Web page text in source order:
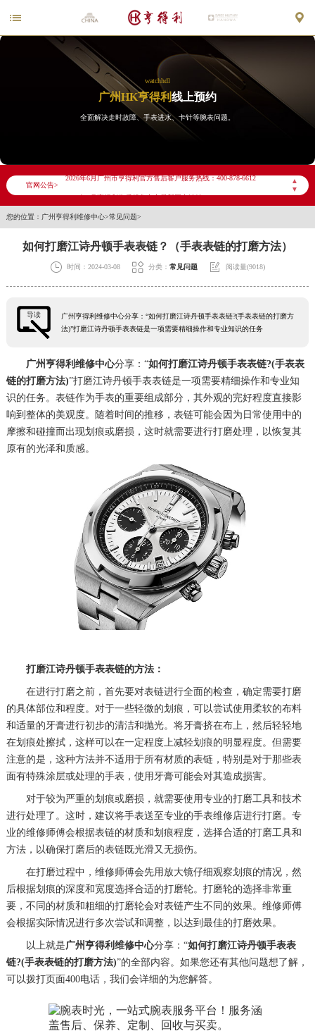
 
watchhdl
广州HK亨得利线上预约
全面解决走时故障、手表进水、卡针等腕表问题。
官网公告>
▲
▼
2026年6月广州市亨得利官方售后客户服务热线：400-878-6612
2026年6月亨得利售后服务中心最新网点地址：
您的位置： 广州亨得利维修中心>常见问题>
如何打磨江诗丹顿手表表链？（手表表链的打磨方法）
 时间：2024-03-08  分类： 常见问题  阅读量(9018)
导读
广州亨得利维修中心分享：“如何打磨江诗丹顿手表表链?(手表表链的打磨方
法)”打磨江诗丹顿手表表链是一项需要精细操作和专业知识的任务
广州亨得利维修中心分享：“如何打磨江诗丹顿手表表链?(手表表
链的打磨方法)”打磨江诗丹顿手表表链是一项需要精细操作和专业知
识的任务。表链作为手表的重要组成部分，其外观的完好程度直接影
响到整体的美观度。随着时间的推移，表链可能会因为日常使用中的
摩擦和碰撞而出现划痕或磨损，这时就需要进行打磨处理，以恢复其
原有的光泽和质感。
打磨江诗丹顿手表表链的方法：
在进行打磨之前，首先要对表链进行全面的检查，确定需要打磨
的具体部位和程度。对于一些轻微的划痕，可以尝试使用柔软的布料
和适量的牙膏进行初步的清洁和抛光。将牙膏挤在布上，然后轻轻地
在划痕处擦拭，这样可以在一定程度上减轻划痕的明显程度。但需要
注意的是，这种方法并不适用于所有材质的表链，特别是对于那些表
面有特殊涂层或处理的手表，使用牙膏可能会对其造成损害。
对于较为严重的划痕或磨损，就需要使用专业的打磨工具和技术
进行处理了。这时，建议将手表送至专业的手表维修店进行打磨。专
业的维修师傅会根据表链的材质和划痕程度，选择合适的打磨工具和
方法，以确保打磨后的表链既光滑又无损伤。
在打磨过程中，维修师傅会先用放大镜仔细观察划痕的情况，然
后根据划痕的深度和宽度选择合适的打磨轮。打磨轮的选择非常重
要，不同的材质和粗细的打磨轮会对表链产生不同的效果。维修师傅
会根据实际情况进行多次尝试和调整，以达到最佳的打磨效果。
以上就是广州亨得利维修中心分享：“如何打磨江诗丹顿手表表
链?(手表表链的打磨方法)”的全部内容。如果您还有其他问题想了解，
可以拨打页面400电话，我们会详细的为您解答。